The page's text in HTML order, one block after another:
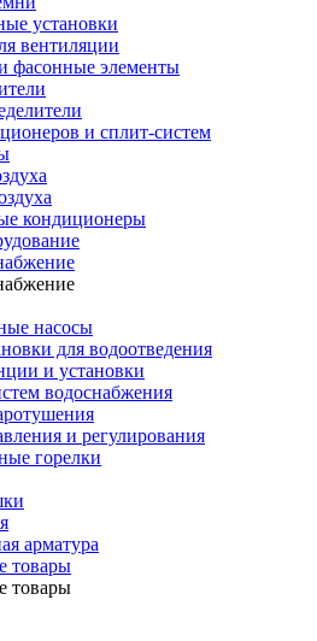
установки
вентиляции
фасонные элементы
и сплит-систем
кондиционеры
насосы
для водоотведения
и установки
водоснабжения
и регулирования
горелки
арматура
товары
товары